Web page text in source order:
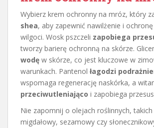
Wybierz krem ochronny na mróz, który
shea, aby zapewnić nawilżenie i
wilgoci. Wosk pszczeli zapobiega
tworzy barierę ochronną na skórze.
wodę w skórze, co jest kluczowe w
warunkach. Pantenol łagodzi
wspomaga regenerację naskórka, a
przeciwutleniająco i zapobiega
Nie zapomnij o olejach roślinnych,
migdałowy, sezamowy czy